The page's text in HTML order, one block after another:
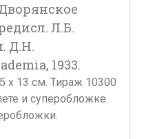
Л.Б.
Д.Н.
1933.
х 13 см. Тираж 10300
и суперобложке.